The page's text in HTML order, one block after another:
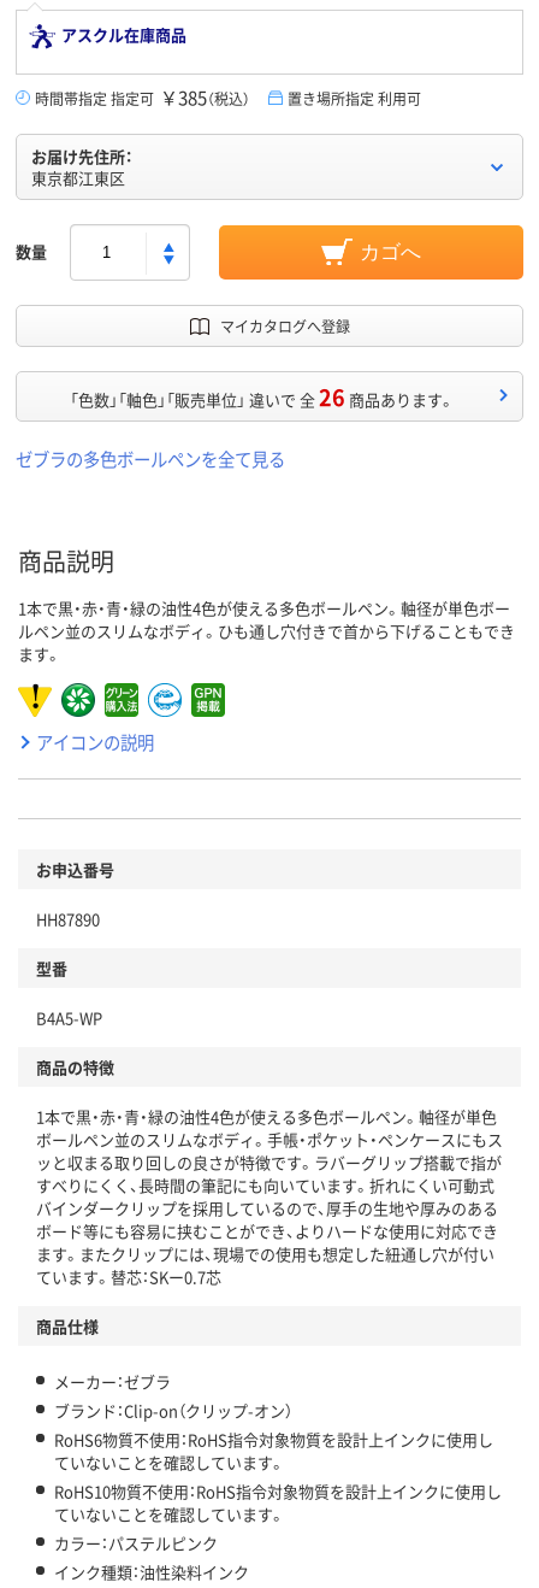
アスクル在庫商品
時間帯指定 指定可 ￥385（税込） 置き場所指定 利用可
お届け先住所：
東京都江東区
数量 カゴへ
マイカタログへ登録
「色数」「軸色」「販売単位」 違いで 全26 商品あります。
ゼブラの多色ボールペンを全て見る
商品説明
1本で黒・赤・青・緑の油性4色が使える多色ボールペン。軸径が単色ボー
ルペン並のスリムなボディ。ひも通し穴付きで首から下げることもでき
ます。
アイコンの説明
お申込番号
HH87890
型番
B4A5-WP
商品の特徴
1本で黒・赤・青・緑の油性4色が使える多色ボールペン。軸径が単色
ボールペン並のスリムなボディ。手帳・ポケット・ペンケースにもス
ッと収まる取り回しの良さが特徴です。ラバーグリップ搭載で指が
すべりにくく、長時間の筆記にも向いています。折れにくい可動式
バインダークリップを採用しているので、厚手の生地や厚みのある
ボード等にも容易に挟むことができ、よりハードな使用に対応でき
ます。またクリップには、現場での使用も想定した紐通し穴が付い
ています。替芯：SKー0.7芯
商品仕様
メーカー：ゼブラ
ブランド：Clip-on（クリップ-オン）
RoHS6物質不使用：RoHS指令対象物質を設計上インクに使用し
ていないことを確認しています。
RoHS10物質不使用：RoHS指令対象物質を設計上インクに使用し
ていないことを確認しています。
カラー：パステルピンク
インク種類：油性染料インク